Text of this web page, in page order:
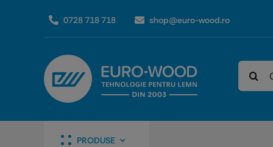
0728 718 718 shop@euro-wood.ro
Caută:
PRODUSE